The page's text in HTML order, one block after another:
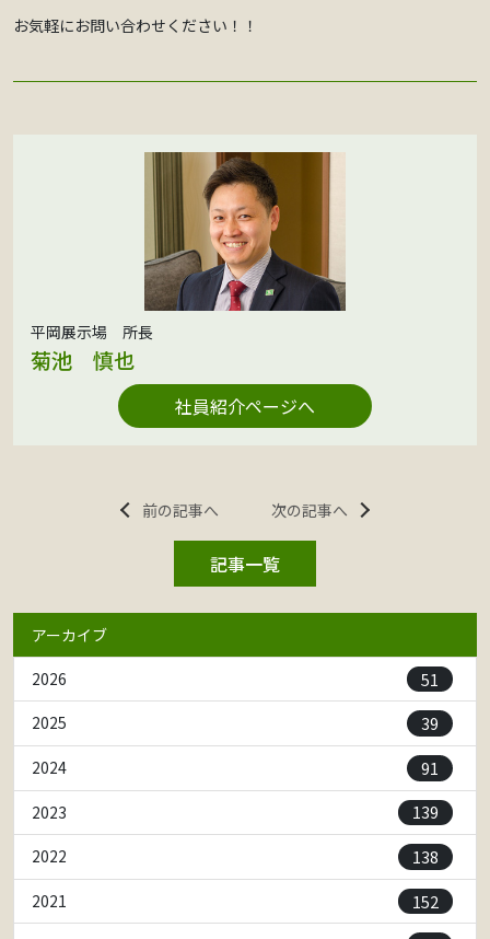
お気軽にお問い合わせください！！
平岡展示場 所長
菊池 慎也
社員紹介ページへ
前の記事へ 次の記事へ
記事一覧
アーカイブ
2026
51
2025 39
2024 91
2023 139
2022 138
2021 152